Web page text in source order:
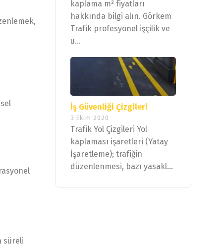
süreli
kaplama m² fiyatları
hakkında bilgi alın. Görkem
Trafik profesyonel işçilik ve
u...
İş Güvenliği Çizgileri
3 Ekim 2020
Trafik Yol Çizgileri Yol
kaplaması işaretleri (Yatay
İşaretleme); trafiğin
düzenlenmesi, bazı yasakl...